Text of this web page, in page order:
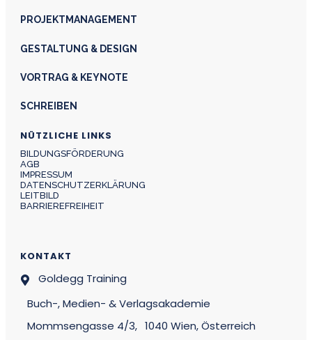
PROJEKTMANAGEMENT
GESTALTUNG & DESIGN
VORTRAG & KEYNOTE
SCHREIBEN
NÜTZLICHE LINKS
BILDUNGSFÖRDERUNG
AGB
IMPRESSUM
DATENSCHUTZERKLÄRUNG
LEITBILD
BARRIEREFREIHEIT
KONTAKT
Goldegg Training
Buch-, Medien- & Verlagsakademie
Mommsengasse 4/3, 1040 Wien, Österreich